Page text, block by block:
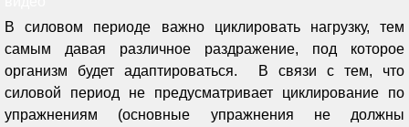
В силовом периоде важно циклировать нагрузку, тем
самым давая различное раздражение, под которое
организм будет адаптироваться. В связи с тем, что
силовой период не предусматривает циклирование по
упражнениям (основные упражнения не должны